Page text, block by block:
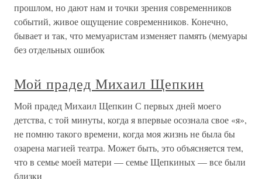
прошлом, но дают нам и точки зрения современников
событий, живое ощущение современников. Конечно,
бывает и так, что мемуаристам изменяет память (мемуары
без отдельных ошибок
Мой прадед Михаил Щепкин
Мой прадед Михаил Щепкин С первых дней моего
детства, с той минуты, когда я впервые осознала свое «я»,
не помню такого времени, когда моя жизнь не была бы
озарена магией театра. Может быть, это объясняется тем,
что в семье моей матери — семье Щепкиных — все были
близки